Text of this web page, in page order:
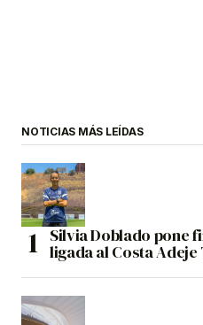
NOTICIAS MÁS LEÍDAS
Silvia Doblado pone
ligada al Costa Adeje